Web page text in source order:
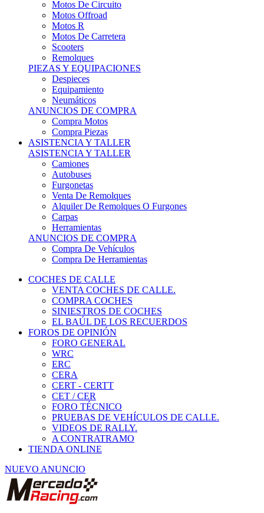
Motos R
Motos De Carretera
Scooters
Remolques
PIEZAS Y EQUIPACIONES
Despieces
Equipamiento
Neumáticos
ANUNCIOS DE COMPRA
Compra Motos
Compra Piezas
ASISTENCIA Y TALLER
ASISTENCIA Y TALLER
Camiones
Autobuses
Furgonetas
Venta De Remolques
Alquiler De Remolques O Furgones
Carpas
Herramientas
ANUNCIOS DE COMPRA
Compra De Vehículos
Compra De Herramientas
COCHES DE CALLE
VENTA COCHES DE CALLE.
COMPRA COCHES
SINIESTROS DE COCHES
EL BAÚL DE LOS RECUERDOS
FOROS DE OPINIÓN
FORO GENERAL
WRC
ERC
CERA
CERT - CERTT
CET / CER
FORO TÉCNICO
PRUEBAS DE VEHÍCULOS DE CALLE.
VIDEOS DE RALLY.
A CONTRATRAMO
TIENDA ONLINE
NUEVO ANUNCIO